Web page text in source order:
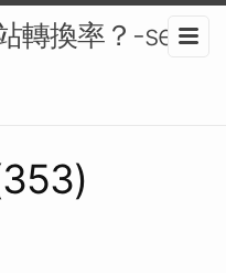
轉換率？-seo